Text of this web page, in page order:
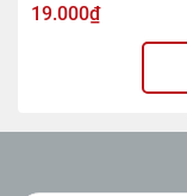
19.000₫